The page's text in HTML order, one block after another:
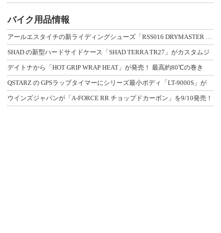
バイク用品情報
SHAD の新型ハードサイドケース「SHAD TERRA TR27」がカスタムジ
デイトナから「HOT GRIP WRAP HEAT」が発売！ 最高約80℃の巻き
QSTARZ の GPSラップタイマーにシリーズ最小ボディ「LT-9000S」が
ウインズジャパンが「A-FORCE RR チョップドカーボン」を9/10発売！